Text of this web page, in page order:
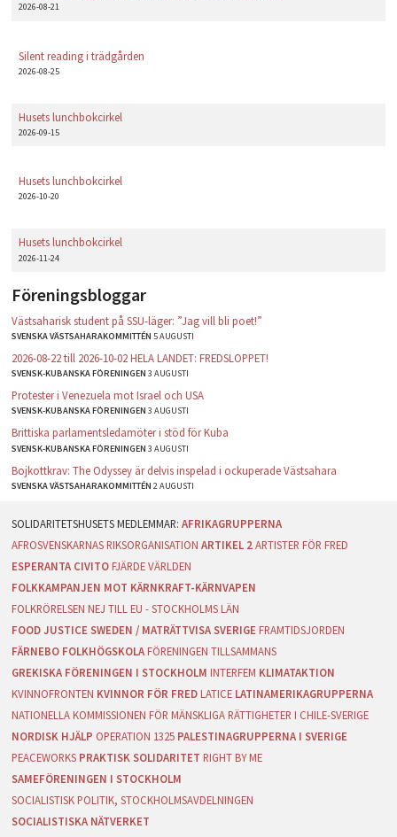
2026-08-21
Silent reading i trädgården
2026-08-25
Husets lunchbokcirkel
2026-09-15
Husets lunchbokcirkel
2026-10-20
Husets lunchbokcirkel
2026-11-24
Föreningsbloggar
Västsaharisk student på SSU-läger: ”Jag vill bli poet!”
SVENSKA VÄSTSAHARAKOMMITTÉN5 AUGUSTI
2026-08-22 till 2026-10-02 HELA LANDET: FREDSLOPPET!
SVENSK-KUBANSKA FÖRENINGEN3 AUGUSTI
Protester i Venezuela mot Israel och USA
SVENSK-KUBANSKA FÖRENINGEN3 AUGUSTI
Brittiska parlamentsledamöter i stöd för Kuba
SVENSK-KUBANSKA FÖRENINGEN3 AUGUSTI
Bojkottkrav: The Odyssey är delvis inspelad i ockuperade Västsahara
SVENSKA VÄSTSAHARAKOMMITTÉN2 AUGUSTI
AFRIKAGRUPPERNA
AFROSVENSKARNAS RIKSORGANISATION ARTIKEL 2 ARTISTER FÖR FRED
ESPERANTA CIVITO FJÄRDE VÄRLDEN
FOLKKAMPANJEN MOT KÄRNKRAFT-KÄRNVAPEN
FOLKRÖRELSEN NEJ TILL EU - STOCKHOLMS LÄN
FOOD JUSTICE SWEDEN / MATRÄTTVISA SVERIGE FRAMTIDSJORDEN
FÄRNEBO FOLKHÖGSKOLA FÖRENINGEN TILLSAMMANS
GREKISKA FÖRENINGEN I STOCKHOLM INTERFEM KLIMATAKTION
KVINNOFRONTEN KVINNOR FÖR FRED LATICE LATINAMERIKAGRUPPERNA
NATIONELLA KOMMISSIONEN FÖR MÄNSKLIGA RÄTTIGHETER I CHILE-SVERIGE
NORDISK HJÄLP OPERATION 1325 PALESTINAGRUPPERNA I SVERIGE
PEACEWORKS PRAKTISK SOLIDARITET RIGHT BY ME
SAMEFÖRENINGEN I STOCKHOLM
SOCIALISTISK POLITIK, STOCKHOLMSAVDELNINGEN
SOCIALISTISKA NÄTVERKET